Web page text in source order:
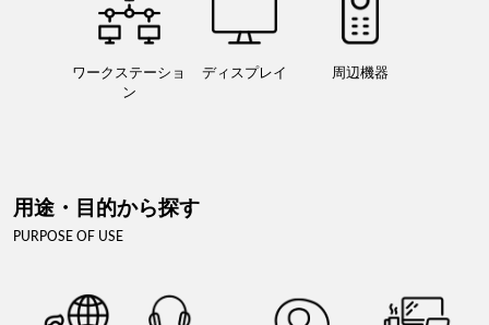
ワークステーショ
ン
ディスプレイ 周辺機器
用途・目的から探す
PURPOSE OF USE